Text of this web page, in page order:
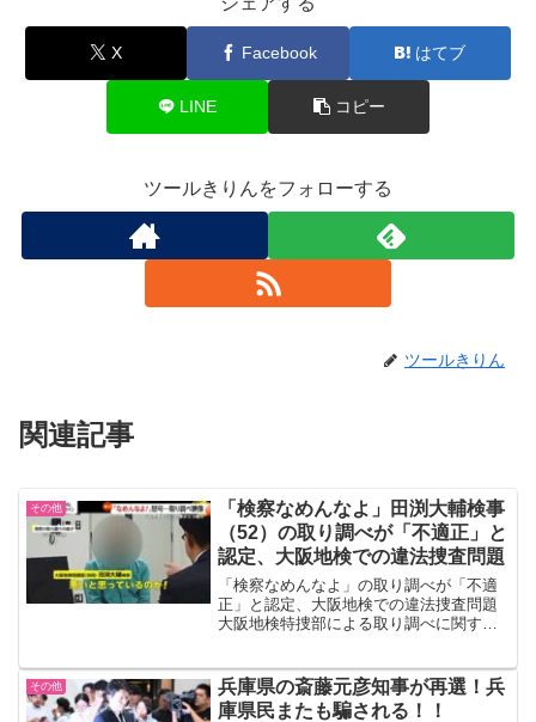
X Facebook はてブ
LINE コピー
ツールきりんをフォローする
ツールきりん
関連記事
その他
「検察なめんなよ」田渕大輔検事
（52）の取り調べが「不適正」と
認定、大阪地検での違法捜査問題
「検察なめんなよ」の取り調べが「不適
正」と認定、大阪地検での違法捜査問題
大阪地検特捜部による取り調べに関する
ます。この問題は、不動産会社「プレサ
ンスコーポレーション」の...
その他
兵庫県の斎藤元彦知事が再選！兵
庫県民またも騙される！！